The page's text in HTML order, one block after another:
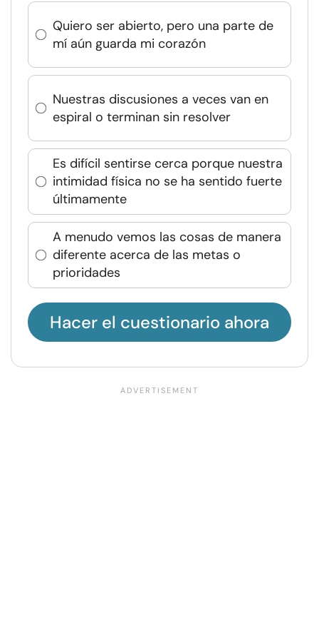
Quiero ser abierto, pero una parte de
mí aún guarda mi corazón
Nuestras discusiones a veces van en
espiral o terminan sin resolver
Es difícil sentirse cerca porque nuestra
intimidad física no se ha sentido fuerte
últimamente
A menudo vemos las cosas de manera
diferente acerca de las metas o
prioridades
Hacer el cuestionario ahora